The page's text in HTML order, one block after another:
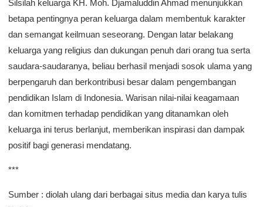
Silsilah keluarga KH. Moh. Djamaluddin Ahmad menunjukkan
betapa pentingnya peran keluarga dalam membentuk karakter
dan semangat keilmuan seseorang. Dengan latar belakang
keluarga yang religius dan dukungan penuh dari orang tua serta
saudara-saudaranya, beliau berhasil menjadi sosok ulama yang
berpengaruh dan berkontribusi besar dalam pengembangan
pendidikan Islam di Indonesia. Warisan nilai-nilai keagamaan
dan komitmen terhadap pendidikan yang ditanamkan oleh
keluarga ini terus berlanjut, memberikan inspirasi dan dampak
positif bagi generasi mendatang.
***
Sumber : diolah ulang dari berbagai situs media dan karya tulis